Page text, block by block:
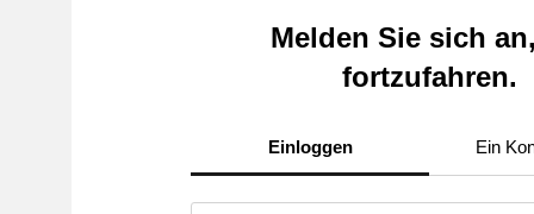
Melden Sie sich
fortzufahren.
Einloggen Ein